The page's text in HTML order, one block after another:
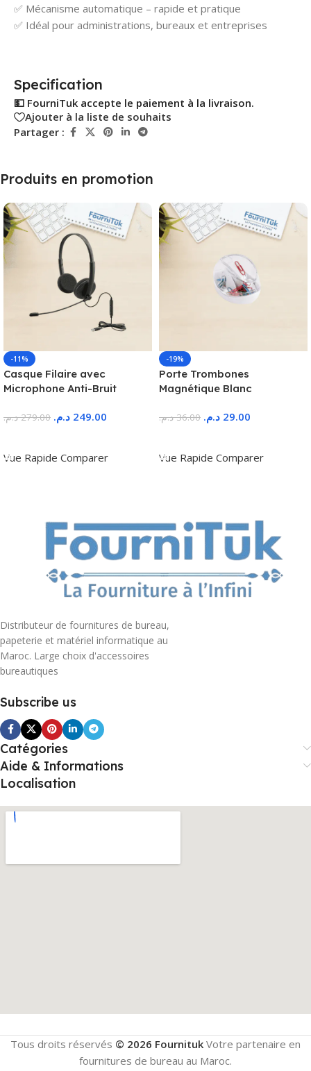
✅ Mécanisme automatique – rapide et pratique
✅ Idéal pour administrations, bureaux et entreprises
Specification
💵 FourniTuk accepte le paiement à la livraison.
Ajouter à la liste de souhaits
Partager :
Produits en promotion
-11%
Casque Filaire avec
Microphone Anti-Bruit
279.00 د.م. 249.00 د.م.
Vue Rapide Comparer
-19%
Porte Trombones
Magnétique Blanc
36.00 د.م. 29.00 د.م.
Vue Rapide Comparer
Distributeur de fournitures de bureau,
papeterie et matériel informatique au
Maroc. Large choix d'accessoires
bureautiques
Subscribe us
Catégories
Aide & Informations
Localisation
Tous droits réservés © 2026 Fournituk Votre partenaire en
fournitures de bureau au Maroc.